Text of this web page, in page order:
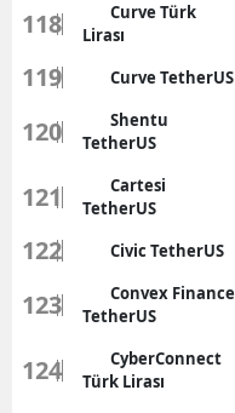
118
Curve Türk
Lirası
119 Curve TetherUS
120
Shentu
TetherUS
121
Cartesi
TetherUS
122 Civic TetherUS
123
Convex Finance
TetherUS
124
CyberConnect
Türk Lirası